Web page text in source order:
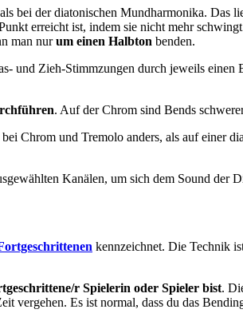
bei der diatonischen Mundharmonika. Das
erreicht ist, indem sie nicht mehr
man nurum einen Halbton benden.
und Zieh-Stimmzungen durch jeweils einen
. Auf der Chrom sind Bends
Chrom und Tremolo anders, als auf einer
Kanälen, um sich dem Sound der
kennzeichnet. Die Technik
r Spielerin oder Spieler bist.
vergehen. Es ist normal, dass du das